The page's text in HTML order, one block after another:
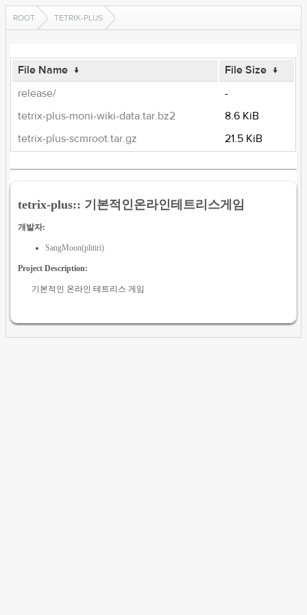
ROOT TETRIX-PLUS
File Name ↓ File Size ↓
release/
-
tetrix-plus-moni-wiki-data.tar.bz2
8.6 KiB
tetrix-plus-scmroot.tar.gz
21.5 KiB
tetrix-plus:: 기본적인온라인테트리스게임
개발자:
SangMoon(plitiri)
Project Description:
기본적인 온라인 테트리스 게임